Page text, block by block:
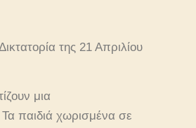
της 21 Απριλίου
μια
Τα παιδιά χωρισμένα σε